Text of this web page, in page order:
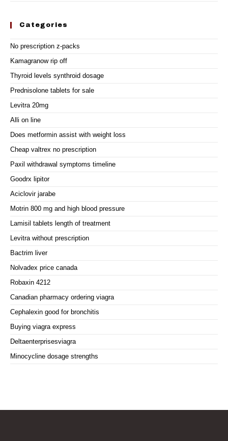
Categories
No prescription z-packs
Kamagranow rip off
Thyroid levels synthroid dosage
Prednisolone tablets for sale
Levitra 20mg
Alli on line
Does metformin assist with weight loss
Cheap valtrex no prescription
Paxil withdrawal symptoms timeline
Goodrx lipitor
Aciclovir jarabe
Motrin 800 mg and high blood pressure
Lamisil tablets length of treatment
Levitra without prescription
Bactrim liver
Nolvadex price canada
Robaxin 4212
Canadian pharmacy ordering viagra
Cephalexin good for bronchitis
Buying viagra express
Deltaenterprisesviagra
Minocycline dosage strengths